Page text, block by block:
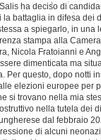
Salis ha deciso di
la battaglia in difesa dei
a spiegarlo, in una
stampa alla
Nicola Fratoianni e
dimenticata ma
Per questo, dopo notti
elezioni europee per
si trovano nella mia
nella tutela dei
dal febbraio
di alcuni